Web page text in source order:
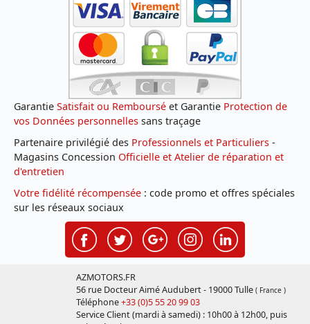
Garantie Satisfait ou Remboursé et Garantie Protection de
vos Données personnelles sans traçage
Partenaire privilégié des Professionnels et Particuliers -
Magasins Concession Officielle et Atelier de réparation et
d'entretien
Votre fidélité récompensée : code promo et offres spéciales
sur les réseaux sociaux
AZMOTORS.FR
56 rue Docteur Aimé Audubert - 19000 Tulle ( France )
Téléphone+33 (0)5 55 20 99 03
Service Client (mardi à samedi) : 10h00 à 12h00, puis